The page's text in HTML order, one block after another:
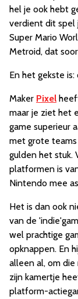
hel je ook hebt
verdient dit spel
Super Mario
Metroid, dat
En het gekste
Maker Pixel
maar je ziet het
game superieur
met grote
gulden het stuk.
platformen is
Nintendo mee
Het is dan ook
van de
wel prachtige
opknappen. En
alleen al, om
zijn kamertje
platform-